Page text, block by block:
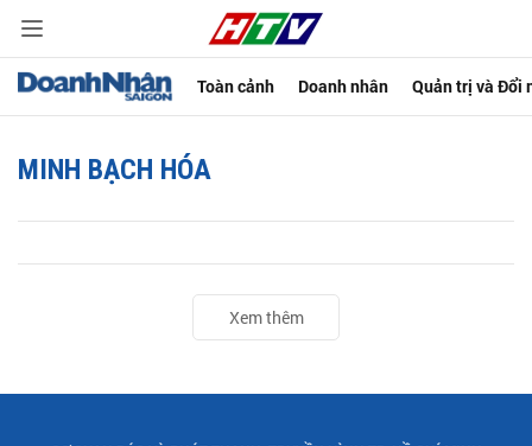
Toàn cảnh Doanh nhân Quản trị và Đổi
MINH BẠCH HÓA
Xem thêm